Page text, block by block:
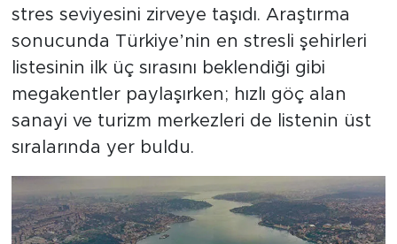
stres seviyesini zirveye taşıdı. Araştırma
sonucunda Türkiye’nin en stresli şehirleri
listesinin ilk üç sırasını beklendiği gibi
megakentler paylaşırken; hızlı göç alan
sanayi ve turizm merkezleri de listenin üst
sıralarında yer buldu.